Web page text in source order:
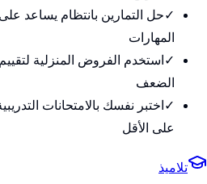
✓حل التمارين بانتظام يساعد
المهارات
✓ استخدم الفروض المنزلية
الضعف
✓ اختبر نفسك بالامتحانات
على الأقل
تلاميذ